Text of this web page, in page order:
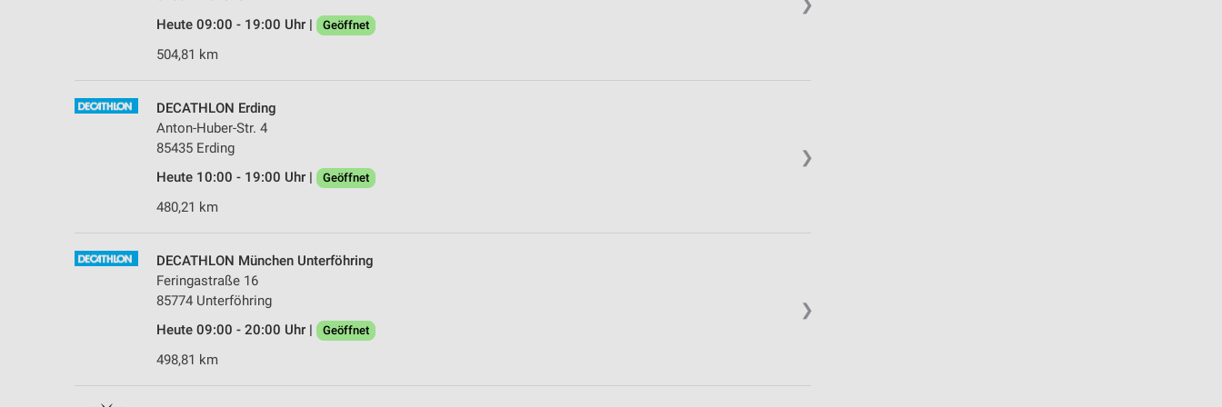
❯
Heute 09:00 - 19:00 Uhr |
Geöffnet
504,81 km
❯
DECATHLON Erding
Anton-Huber-Str. 4
85435 Erding
Heute 10:00 - 19:00 Uhr |
Geöffnet
480,21 km
❯
DECATHLON München Unterföhring
Feringastraße 16
85774 Unterföhring
Heute 09:00 - 20:00 Uhr |
Geöffnet
498,81 km